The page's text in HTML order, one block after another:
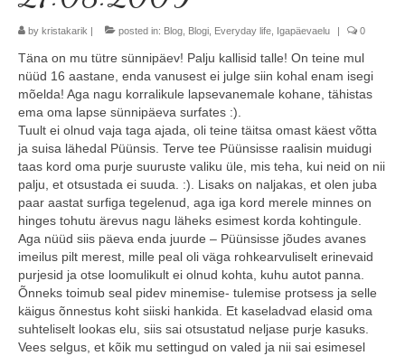
Minust
Koolitused
Algkoolitus
Tuleks veel
Sammud isikliku varustuseni (5x)
Personaalne koolitus
Koolitusüritused ettevõttele või seltskonnale
Reisid
Toimunud reisid
by kristakarik | posted in: Blog Blogi Everyday life Igapäevaelu | 0
Täna on mu tütre sünnipäev! Palju kallisid talle! On teine mul
nüüd 16 aastane, enda vanusest ei julge siin kohal enam isegi
mõelda! Aga nagu korralikule lapsevanemale kohane, tähistas
ema oma lapse sünnipäeva surfates :).
Tuult ei olnud vaja taga ajada, oli teine täitsa omast käest võtta
ja suisa lähedal Püünsis. Terve tee Püünsisse raalisin muidugi
taas kord oma purje suuruste valiku üle, mis teha, kui neid on nii
palju, et otsustada ei suuda. :). Lisaks on naljakas, et olen juba
paar aastat surfiga tegelenud, aga iga kord merele minnes on
hinges tohutu ärevus nagu läheks esimest korda kohtingule.
Aga nüüd siis päeva enda juurde – Püünsisse jõudes avanes
imeilus pilt merest, mille peal oli väga rohkearvuliselt erinevaid
purjesid ja otse loomulikult ei olnud kohta, kuhu autot panna.
Õnneks toimub seal pidev minemise- tulemise protsess ja selle
käigus õnnestus koht siiski hankida. Et kaseladvad elasid oma
suhteliselt lookas elu, siis sai otsustatud neljase purje kasuks.
Vees selgus, et kõik mu settingud on valed ja nii sai esimesel